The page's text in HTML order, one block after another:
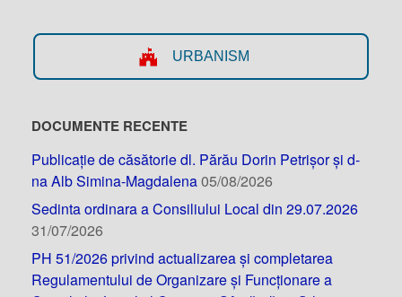
URBANISM
DOCUMENTE RECENTE
Publicație de căsătorie dl. Părău Dorin Petrișor și d-
na Alb Simina-Magdalena05/08/2026
Sedinta ordinara a Consiliului Local din 29.07.2026
31/07/2026
PH 51/2026 privind actualizarea și completarea
Regulamentului de Organizare și Funcționare a